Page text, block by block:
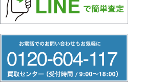
リ
ー